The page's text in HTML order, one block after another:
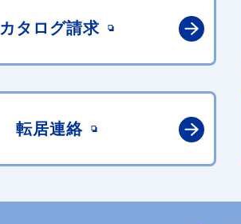
カタログ請求
転居連絡